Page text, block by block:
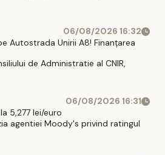
06/08/2026 16:32
Autostrada Unirii A8! Finanțarea
de Administratie al CNIR,
06/08/2026 16:31
5,277 lei/euro
agentiei Moody's privind ratingul